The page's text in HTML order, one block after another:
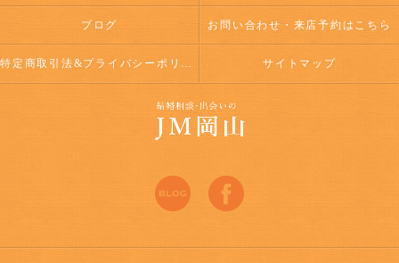
ブログ お問い合わせ・来店予約はこちら
特定商取引法&プライバシーポリシー サイトマップ